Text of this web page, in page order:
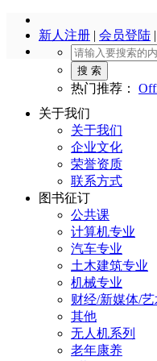
新人注册 | 会员登陆 |
搜 索
热门推荐：
关于我们
关于我们
企业文化
荣誉资质
联系方式
图书征订
公共课
计算机专业
汽车专业
土木建筑专业
机械专业
财经/新媒体/
其他
无人机系列
老年康养